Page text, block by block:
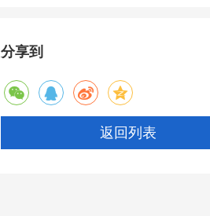
分享到
返回列表